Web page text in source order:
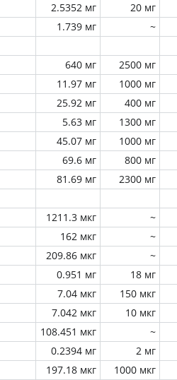
2.5352 мг 20 мг
1.739 мг ~
640 мг 2500 мг
11.97 мг 1000 мг
25.92 мг 400 мг
5.63 мг 1300 мг
45.07 мг 1000 мг
69.6 мг 800 мг
81.69 мг 2300 мг
1211.3 мкг
~
162 мкг
~
209.86 мкг
~
0.951 мг 18 мг
7.04 мкг 150 мкг
7.042 мкг 10 мкг
108.451 мкг
~
0.2394 мг 2 мг
197.18 мкг 1000 мкг